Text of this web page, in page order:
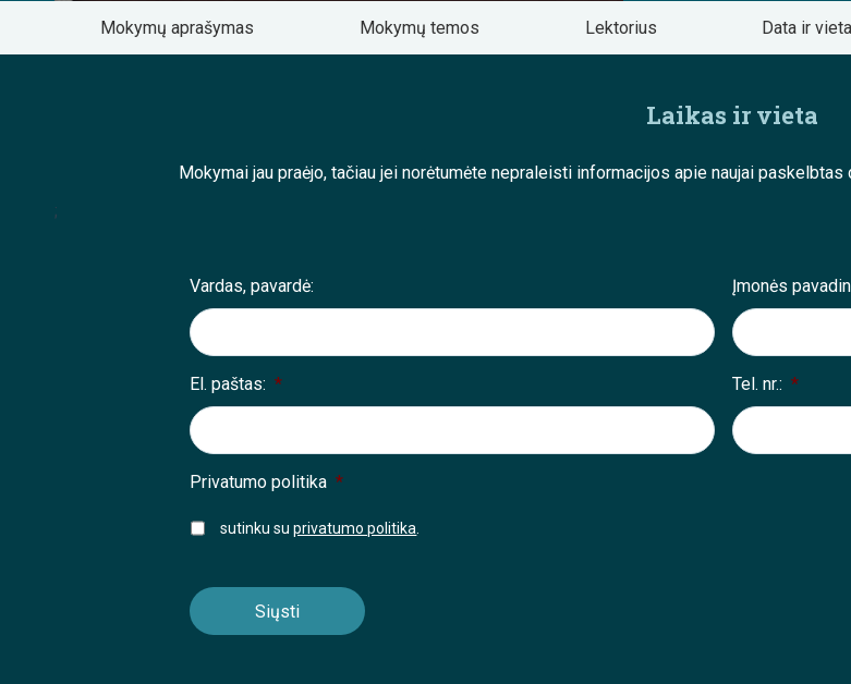
Mokymų aprašymas Mokymų temos Lektorius Data ir vieta
Laikas ir vieta
Mokymai jau praėjo, tačiau jei norėtumėte nepraleisti informacijos apie naujai
;
Vardas, pavardė: Įmonės
El. paštas: * Tel. nr.: *
Privatumo politika *
sutinku suprivatumo politika